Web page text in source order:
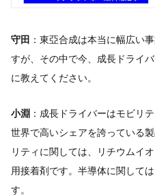
守田 ：東亞合成は本当に幅広い
すが、その中で今、成長ドライ
に教えてください。
小淵 ：成長ドライバーはモビリ
世界で高いシェアを誇っている
リティに関しては、リチウムイ
用接着剤です。半導体に関して
す。